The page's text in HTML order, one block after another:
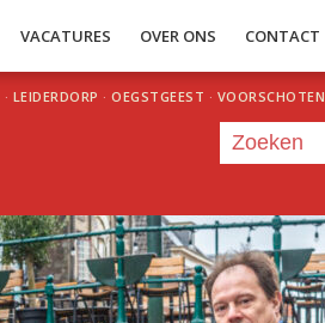
VACATURES OVER ONS CONTACT
· LEIDERDORP · OEGSTGEEST · VOORSCHOTEN
18.00